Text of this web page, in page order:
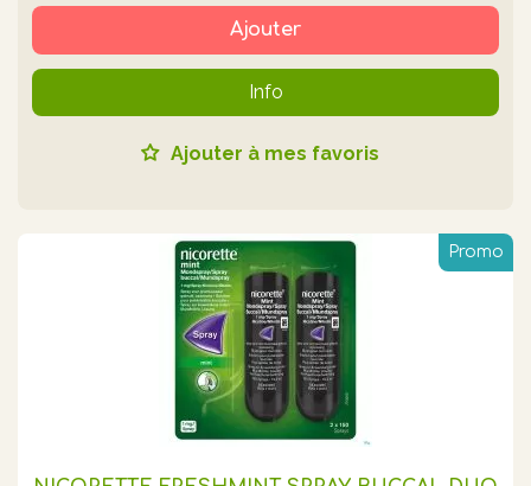
Ajouter
Info
Ajouter à mes favoris
Promo